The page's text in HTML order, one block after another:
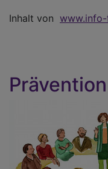
Inhalt von
Prävention